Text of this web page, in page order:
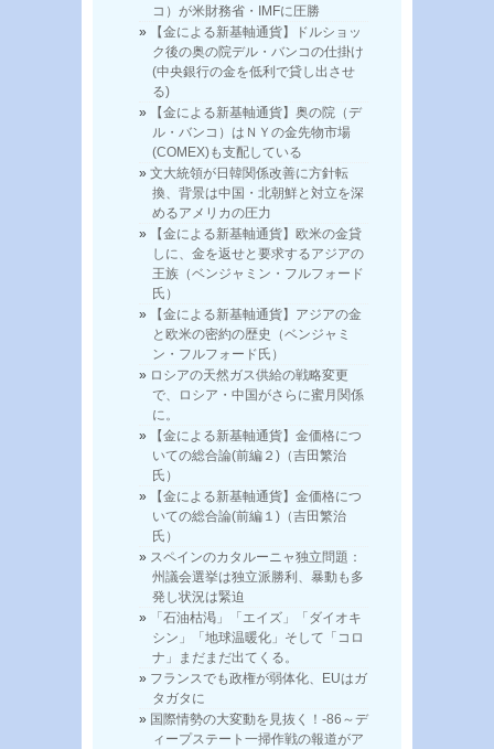
コ）が米財務省・IMFに圧勝
【金による新基軸通貨】ドルショッ
ク後の奥の院デル・バンコの仕掛け
(中央銀行の金を低利で貸し出させ
る)
【金による新基軸通貨】奥の院（デ
ル・バンコ）はＮＹの金先物市場
(COMEX)も支配している
文大統領が日韓関係改善に方針転
換、背景は中国・北朝鮮と対立を深
めるアメリカの圧力
【金による新基軸通貨】欧米の金貸
しに、金を返せと要求するアジアの
王族（ベンジャミン・フルフォード
氏）
【金による新基軸通貨】アジアの金
と欧米の密約の歴史（ベンジャミ
ン・フルフォード氏）
ロシアの天然ガス供給の戦略変更
で、ロシア・中国がさらに蜜月関係
に。
【金による新基軸通貨】金価格につ
いての総合論(前編２)（吉田繁治
氏）
【金による新基軸通貨】金価格につ
いての総合論(前編１)（吉田繁治
氏）
スペインのカタルーニャ独立問題：
州議会選挙は独立派勝利、暴動も多
発し状況は緊迫
「石油枯渇」「エイズ」「ダイオキ
シン」「地球温暖化」そして「コロ
ナ」まだまだ出てくる。
フランスでも政権が弱体化、EUはガ
タガタに
国際情勢の大変動を見抜く！-86～デ
ィープステート一掃作戦の報道がア